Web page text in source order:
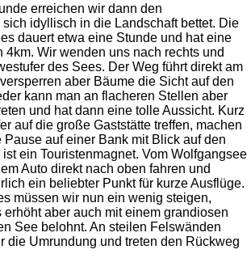
erreichen wir dann den
idyllisch in die Landschaft bettet. Die
dauert etwa eine Stunde und hat eine
4km. Wir wenden uns nach rechts und
des Sees. Der Weg führt direkt am
aber Bäume die Sicht auf den
kann man an flacheren Stellen aber
und hat dann eine tolle Aussicht. Kurz
auf die große Gaststätte treffen, machen
auf einer Bank mit Blick auf den
ein Touristenmagnet. Vom Wolfgangsee
Auto direkt nach oben fahren und
ein beliebter Punkt für kurze Ausflüge.
müssen wir nun ein wenig steigen,
aber auch mit einem grandiosen
See belohnt. An steilen Felswänden
die Umrundung und treten den Rückweg